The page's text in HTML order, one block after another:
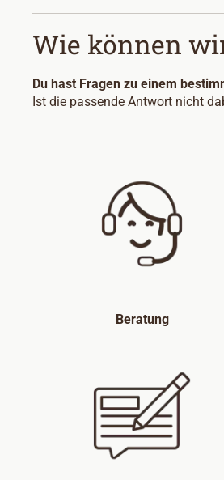
Wie können
Du hast Fragen zu einem
Ist die passende Antwort nicht
Beratung